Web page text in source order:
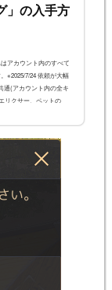
」の入手方
アカウント内のすべて
※2025/7/24 依頼が大幅
通(アカウント内の全キ
リクサー、ペットの
ラクター重量と別 マ
きる家門バッグの入手
依頼4枠、パールアイ